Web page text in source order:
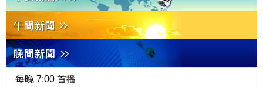
每晚 7:00 首播